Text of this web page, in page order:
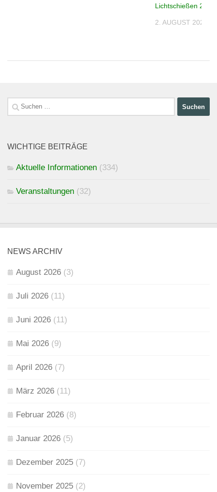
Lichtschießen 2026
2. AUGUST 2026
Suchen
nach:
WICHTIGE BEITRÄGE
Aktuelle Informationen (334)
Veranstaltungen (32)
NEWS ARCHIV
August 2026 (3)
Juli 2026 (11)
Juni 2026 (11)
Mai 2026 (9)
April 2026 (7)
März 2026 (11)
Februar 2026 (8)
Januar 2026 (5)
Dezember 2025 (7)
November 2025 (2)